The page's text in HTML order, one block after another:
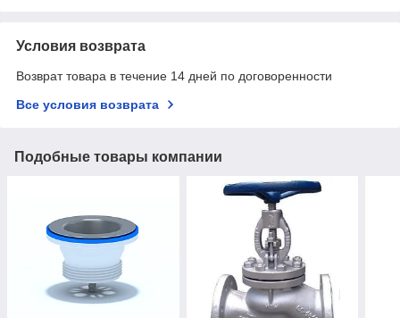
Условия возврата
Возврат товара в течение 14 дней по договоренности
Все условия возврата
Подобные товары компании